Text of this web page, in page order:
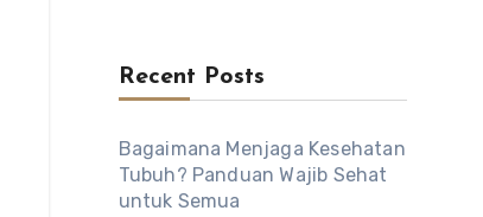
Recent Posts
Bagaimana Menjaga Kesehatan
Tubuh? Panduan Wajib Sehat
untuk Semua